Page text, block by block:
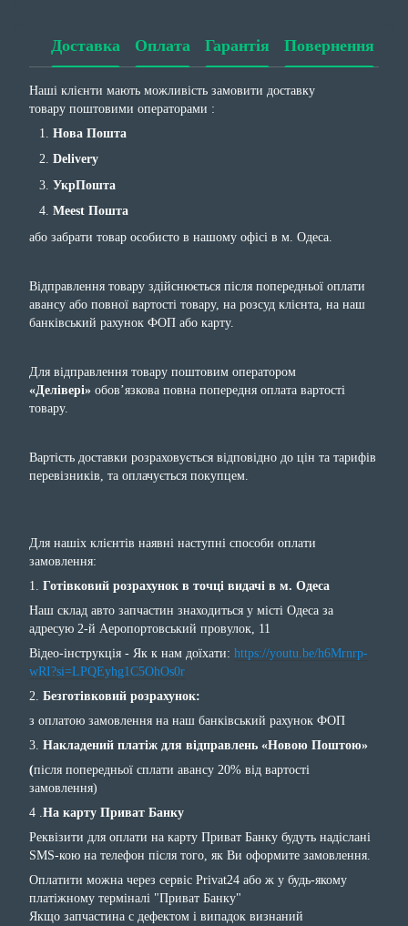
Доставка Оплата Гарантія Повернення
Наші клієнти мають можливість замовити доставку
товару поштовими операторами :
Нова Пошта
Delivery
УкрПошта
Meest Пошта
або забрати товар особисто в нашому офісі в м. Одеса.
Відправлення товару здійснюється після попередньої оплати
авансу або повної вартості товару, на розсуд клієнта, на наш
банківський рахунок ФОП або карту.
Для відправлення товару поштовим оператором
«Делівері» обов’язкова повна попередня оплата вартості
товару.
Вартість доставки розраховується відповідно до цін та тарифів
перевізників, та оплачується покупцем.
Для нашіх клієнтів наявні наступні способи оплати
замовлення:
1. Готівковий розрахунок в точці видачі в м. Одеса
Наш склад авто запчастин знаходиться у місті Одеса за
адресую 2-й Аеропортовський провулок, 11
Відео-інструкція - Як к нам доїхати: https://youtu.be/h6Mrnrp-
wRI?si=LPQEyhg1C5OhOs0r
2. Безготівковий розрахунок:
з оплатою замовлення на наш банківський рахунок ФОП
3. Накладений платіж для відправлень «Новою Поштою»
(після попередньої сплати авансу 20% від вартості
замовлення)
4 . На карту Приват Банку
Реквізити для оплати на карту Приват Банку будуть надіслані
SMS-кою на телефон після того, як Ви оформите замовлення.
Оплатити можна через сервіс Privat24 або ж у будь-якому
платіжному терміналі "Приват Банку"
Якщо запчастина с дефектом і випадок визнаний